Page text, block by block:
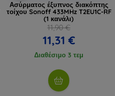
Ασύρματος έξυπνος διακόπτης
τοίχου Sonoff 433MHz T2EU1C-RF
(1 κανάλι)
11,90 €
11,31 €
Διαθέσιμο 3 τεμ